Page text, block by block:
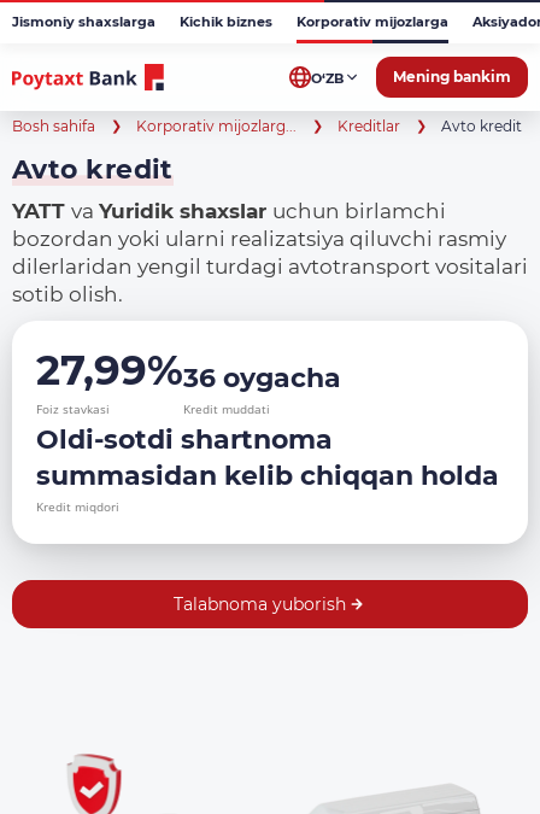
Jismoniy shaxslarga Kichik biznes Korporativ mijozlarga
O‘ZB Mening bankim
Bosh sahifa Korporativ mijozlarg... Kreditlar Avto kredit
Avto kredit
YATT va Yuridik shaxslar uchun birlamchi
bozordan yoki ularni realizatsiya qiluvchi rasmiy
dilerlaridan yengil turdagi avtotransport vositalari
sotib olish.
27,99%
Foiz stavkasi
36 oygacha
Kredit muddati
Oldi-sotdi shartnoma
summasidan kelib chiqqan holda
Kredit miqdori
Talabnoma yuborish